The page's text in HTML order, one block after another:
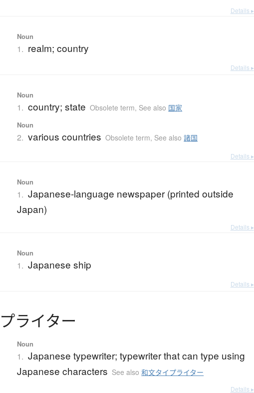
Details ▸
Noun
1. realm; country
Details ▸
Noun
1. country; state Obsolete term, See also 国家
Noun
2. various countries Obsolete term, See also諸国
Details ▸
Noun
1. Japanese-language newspaper (printed outside
Japan)
Details ▸
Noun
1. Japanese ship
Details ▸
プライター
Noun
1. Japanese typewriter; typewriter that can type using
Japanese characters See also和文タイプライター
Details ▸